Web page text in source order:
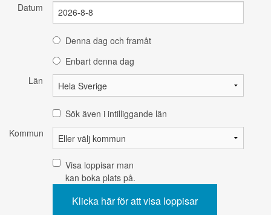
Datum
Denna dag och framåt
Enbart denna dag
Län
Sök även i intilliggande län
Kommun
Visa loppisar man
kan boka plats på.